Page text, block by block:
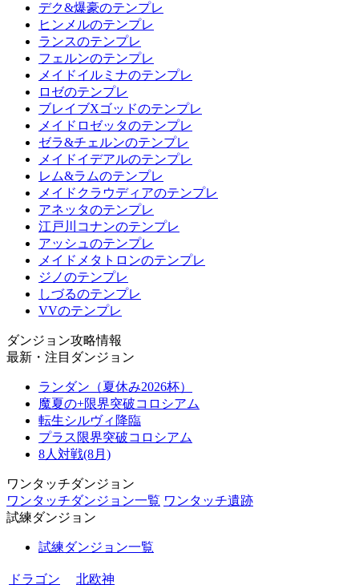
デク&爆豪のテンプレ
ヒンメルのテンプレ
ランスのテンプレ
フェルンのテンプレ
メイドイルミナのテンプレ
ロゼのテンプレ
ブレイブXゴッドのテンプレ
メイドロゼッタのテンプレ
ゼラ&チェルンのテンプレ
メイドイデアルのテンプレ
レム&ラムのテンプレ
メイドクラウディアのテンプレ
アネッタのテンプレ
江戸川コナンのテンプレ
アッシュのテンプレ
メイドメタトロンのテンプレ
ジノのテンプレ
しづるのテンプレ
VVのテンプレ
ダンジョン攻略情報
最新・注目ダンジョン
ランダン（夏休み2026杯）
魔夏の+限界突破コロシアム
転生シルヴィ降臨
プラス限界突破コロシアム
8人対戦(8月)
ワンタッチダンジョン
ワンタッチダンジョン一覧 ワンタッチ遺跡
試練ダンジョン
試練ダンジョン一覧
ドラゴン 北欧神